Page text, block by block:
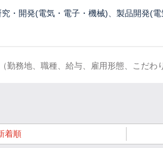
・開発(電気・電子・機械)、製品開発(
（勤務地、職種、給与、雇用形態、こだわ
着順